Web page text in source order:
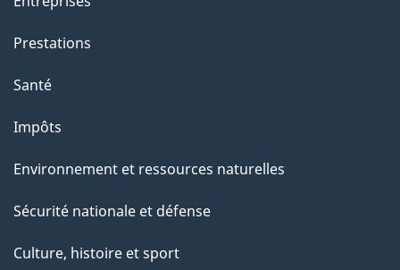
Prestations
Santé
Impôts
Environnement et ressources naturelles
Sécurité nationale et défense
Culture, histoire et sport